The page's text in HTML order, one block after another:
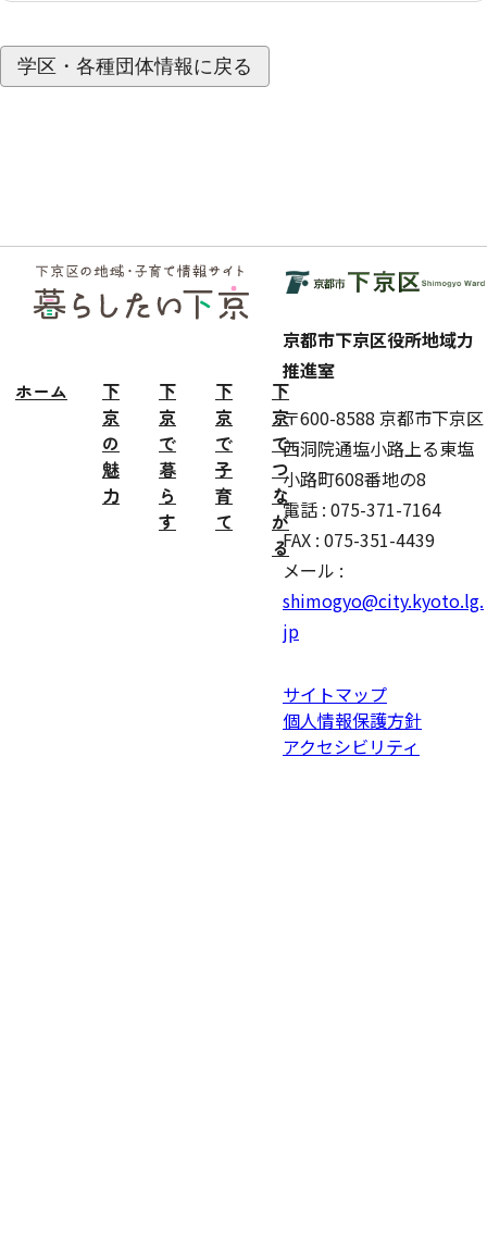
学区・各種団体情報に戻る
フッ
ター
ホーム
下
京
の
魅
力
下
京
で
暮
ら
す
下
京
で
子
育
て
下
京
で
つ
な
が
る
京都市下京区役所地域力
推進室
〒600-8588 京都市下京区
西洞院通塩小路上る東塩
小路町608番地の8
電話 : 075-371-7164
FAX : 075-351-4439
メール :
shimogyo@city.kyoto.lg.
jp
サイトマップ
個人情報保護方針
アクセシビリティ